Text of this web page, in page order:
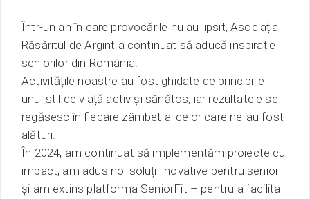
Într-un an în care provocările nu au lipsit, Asociația
Răsăritul de Argint a continuat să aducă inspirație
seniorilor din România.
Activitățile noastre au fost ghidate de principiile
unui stil de viață activ și sănătos, iar rezultatele se
regăsesc în fiecare zâmbet al celor care ne-au fost
alături.
În 2024, am continuat să implementăm proiecte cu
impact, am adus noi soluții inovative pentru seniori
și am extins platforma SeniorFit – pentru a facilita